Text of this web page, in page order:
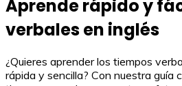
Aprende rápido y
verbales en inglés
¿Quieres aprender los tiempos
rápida y sencilla? Con nuestra guía